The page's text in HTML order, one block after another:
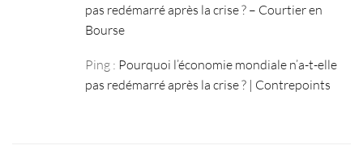
pas redémarré après la crise ? – Courtier en
Bourse
Ping : Pourquoi l’économie mondiale n’a-t-elle
pas redémarré après la crise ? | Contrepoints